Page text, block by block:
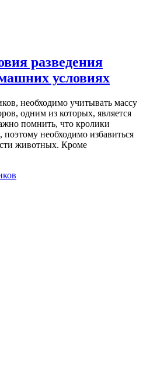
разведения
условиях
необходимо учитывать массу
одним из которых, является
помнить, что кролики
необходимо избавиться
животных. Кроме